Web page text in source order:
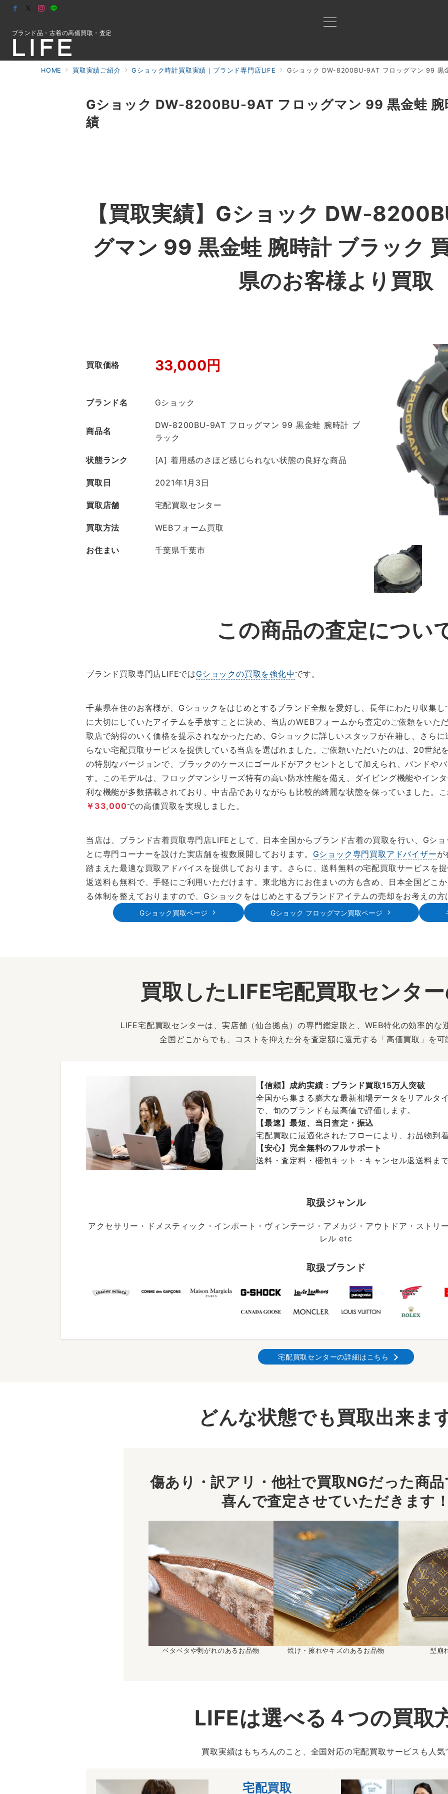
ブランド品・古着の高価買取・査定
HOME 買取実績ご紹介 Gショック時計買取実績｜ブランド専門店LIFE Gショック DW-8200BU-9AT フロッグマン 99 黒
Gショック DW-8200BU-9AT フロッグマン 99 黒金蛙 腕
績
【買取実績】Gショック DW-
グマン 99 黒金蛙 腕時計 ブラック
県のお客様より買取
買取価格 33,000円
ブランド名 Gショック
商品名
DW-8200BU-9AT フロッグマン 99 黒金蛙 腕時計 ブ
ラック
状態ランク [A] 着用感のさほど感じられない状態の良好な商品
買取日 2021年1月3日
買取店舗 宅配買取センター
買取方法 WEBフォーム買取
お住まい 千葉県千葉市
この商品の査定につい
ブランド買取専門店LIFEではGショックの買取を強化中 です。
千葉県在住のお客様が、Gショックをはじめとするブランド全般を愛好し、長年にわたり収集
に大切にしていたアイテムを手放すことに決め、当店のWEBフォームから査定のご依頼をいた
取店で納得のいく価格を提示されなかったため、Gショックに詳しいスタッフが在籍し、さら
らない宅配買取サービスを提供している当店を選ばれました。ご依頼いただいたのは、20世紀
の特別なバージョンで、ブラックのケースにゴールドがアクセントとして加えられ、バンドや
す。このモデルは、フロッグマンシリーズ特有の高い防水性能を備え、ダイビング機能やイン
利な機能が多数搭載されており、中古品でありながらも比較的綺麗な状態を保っていました。
￥33,000での高価買取を実現しました。
当店は、ブランド古着買取専門店LIFEとして、日本全国からブランド古着の買取を行い、Gシ
とに専門コーナーを設けた実店舗を複数展開しております。 Gショック専門買取アドバイザーが
踏まえた最適な買取アドバイスを提供しております。さらに、送料無料の宅配買取サービスを
返送料も無料で、手軽にご利用いただけます。東北地方にお住まいの方も含め、日本全国どこ
る体制を整えておりますので、Gショックをはじめとするブランドアイテムの売却をお考えの
Gショック買取ページ Gショック フロッグマン買取ページ
買取したLIFE宅配買取センタ
LIFE宅配買取センターは、実店舗（仙台拠点）の専門鑑定眼と、WEB特化の効率的な
全国どこからでも、コストを抑えた分を査定額に還元する「高価買取」を
【信頼】成約実績：ブランド買取15万人突破
全国から集まる膨大な最新相場データをリアルタ
で、旬のブランドも最高値で評価します。
【最速】最短、当日査定・振込
宅配買取に最適化されたフローにより、お品物到
【安心】完全無料のフルサポート
送料・査定料・梱包キット・キャンセル返送料ま
取扱ジャンル
アクセサリー・ドメスティック・インポート・ヴィンテージ・アメカジ・アウトドア・ストリ
レル etc
取扱ブランド
宅配買取センターの詳細はこちら
どんな状態でも買取出来ま
傷あり・訳アリ・他社で買取NGだった商
喜んで査定させていただきます
ベタベタや剥がれのあるお品物 焼け・擦れやキズのあるお品物 型崩
LIFEは選べる４つの買取
買取実績はもちろんのこと、全国対応の宅配買取サービスも人気
宅配買取